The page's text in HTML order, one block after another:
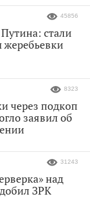
стали
жеребьевки
45856
через подкоп
заявил об
8323
над
ЗРК
31243